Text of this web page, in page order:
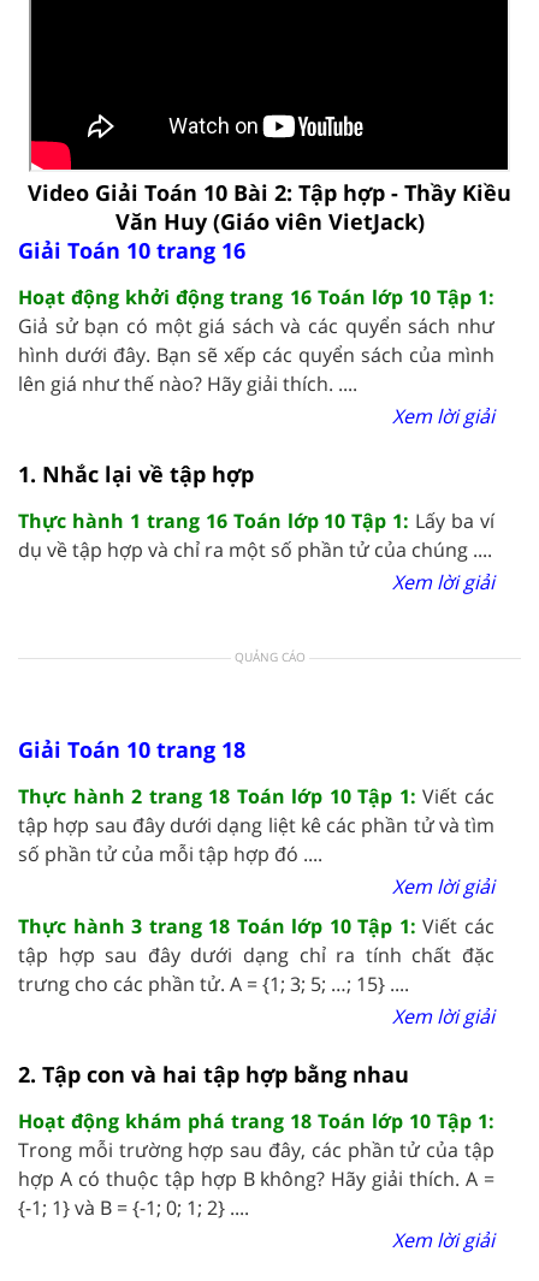
Video Giải Toán 10 Bài 2: Tập hợp - Thầy Kiều
Văn Huy (Giáo viên VietJack)
Giải Toán 10 trang 16
Hoạt động khởi động trang 16 Toán lớp 10 Tập 1:
Giả sử bạn có một giá sách và các quyển sách như
hình dưới đây. Bạn sẽ xếp các quyển sách của mình
lên giá như thế nào? Hãy giải thích. ....
Xem lời giải
1. Nhắc lại về tập hợp
Thực hành 1 trang 16 Toán lớp 10 Tập 1: Lấy ba ví
dụ về tập hợp và chỉ ra một số phần tử của chúng ....
Xem lời giải
QUẢNG CÁO
Giải Toán 10 trang 18
Thực hành 2 trang 18 Toán lớp 10 Tập 1: Viết các
tập hợp sau đây dưới dạng liệt kê các phần tử và tìm
số phần tử của mỗi tập hợp đó ....
Xem lời giải
Thực hành 3 trang 18 Toán lớp 10 Tập 1: Viết các
tập hợp sau đây dưới dạng chỉ ra tính chất đặc
trưng cho các phần tử. A = {1; 3; 5; …; 15} ....
Xem lời giải
2. Tập con và hai tập hợp bằng nhau
Hoạt động khám phá trang 18 Toán lớp 10 Tập 1:
Trong mỗi trường hợp sau đây, các phần tử của tập
hợp A có thuộc tập hợp B không? Hãy giải thích. A =
{-1; 1} và B = {-1; 0; 1; 2} ....
Xem lời giải